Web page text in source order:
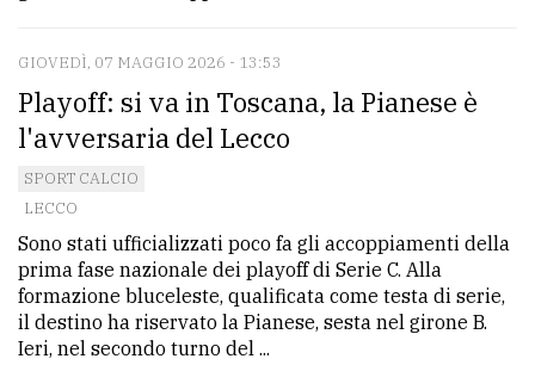
GIOVEDÌ, 07 MAGGIO 2026 - 13:53
Playoff: si va in Toscana, la Pianese è
l'avversaria del Lecco
SPORT CALCIO
LECCO
Sono stati ufficializzati poco fa gli accoppiamenti della
prima fase nazionale dei playoff di Serie C. Alla
formazione bluceleste, qualificata come testa di serie,
il destino ha riservato la Pianese, sesta nel girone B.
Ieri, nel secondo turno del ...